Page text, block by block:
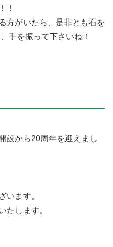
！
方がいたら、是非とも石を
手を振って下さいね！
設から20周年を迎えまし
います。
たします。